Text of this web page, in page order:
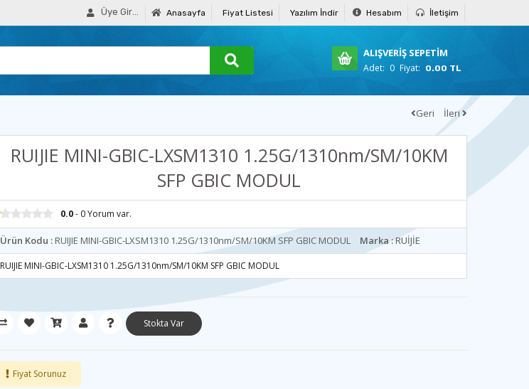
Üye Girişi Anasayfa Fiyat Listesi Yazılım İndir Hesabım İletişim
ALIŞVERİŞ SEPETİM
Adet: 0 Fiyat: 0.00 TL
Geri İleri
RUIJIE MINI-GBIC-LXSM1310 1.25G/1310nm/SM/10KM
SFP GBIC MODUL
0.0- 0 Yorum var.
Ürün Kodu : RUIJIE MINI-GBIC-LXSM1310 1.25G/1310nm/SM/10KM SFP GBIC MODUL Marka :RUİJİE
RUIJIE MINI-GBIC-LXSM1310 1.25G/1310nm/SM/10KM SFP GBIC MODUL
Stokta Var
Fiyat Sorunuz